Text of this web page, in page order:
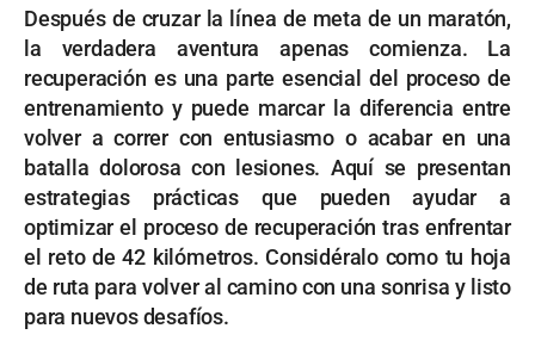
Después de cruzar la línea de meta de un maratón,
la verdadera aventura apenas comienza. La
recuperación es una parte esencial del proceso de
entrenamiento y puede marcar la diferencia entre
volver a correr con entusiasmo o acabar en una
batalla dolorosa con lesiones. Aquí se presentan
estrategias prácticas que pueden ayudar a
optimizar el proceso de recuperación tras enfrentar
el reto de 42 kilómetros. Considéralo como tu hoja
de ruta para volver al camino con una sonrisa y listo
para nuevos desafíos.